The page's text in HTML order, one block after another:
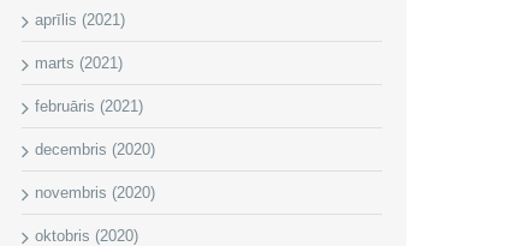
aprīlis (2021)
marts (2021)
februāris (2021)
decembris (2020)
novembris (2020)
oktobris (2020)